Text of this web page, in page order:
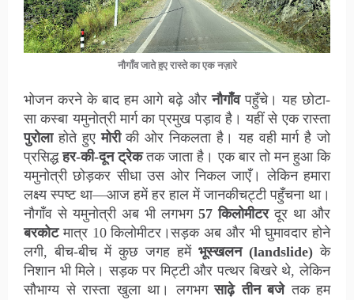
नौगाँव जाते हुए रास्ते का एक नज़ारे
भोजन करने के बाद हम आगे बढ़े औरनौगाँवपहुँचे। यह छोटा-
सा कस्बा यमुनोत्री मार्ग का प्रमुख पड़ाव है। यहीं से एक रास्ता
पुरोलाहोते हुएमोरीकी ओर निकलता है। यह वही मार्ग है जो
प्रसिद्धहर-की-दून ट्रेकतक जाता है। एक बार तो मन हुआ कि
यमुनोत्री छोड़कर सीधा उस ओर निकल जाएँ। लेकिन हमारा
लक्ष्य स्पष्ट था—आज हमें हर हाल में जानकीचट्टी पहुँचना था।
नौगाँव से यमुनोत्री अब भी लगभग 57 किलोमीटरदूर था और
बरकोटमात्र 10 किलोमीटर।सड़क अब और भी घुमावदार होने
लगी, बीच-बीच में कुछ जगह हमें भूस्खलन (landslide) के
निशान भी मिले। सड़क पर मिट्टी और पत्थर बिखरे थे, लेकिन
सौभाग्य से रास्ता खुला था। लगभगसाढ़े तीन बजेतक हम